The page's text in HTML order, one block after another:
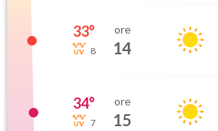
33°
8
ore
14
34°
7
ore
15